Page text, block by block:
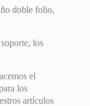
doble folio,
los
el
los
artículos